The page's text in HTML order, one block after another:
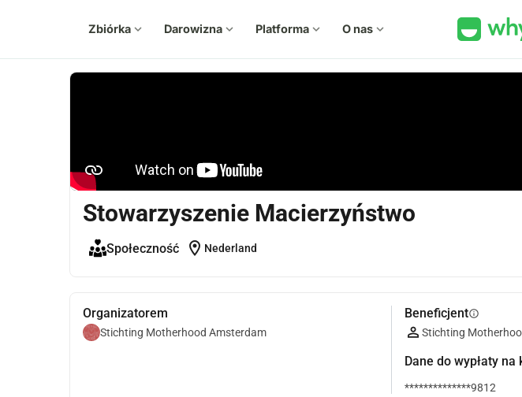
Zbiórka expand_more Darowizna expand_more Platforma expand_more O nas expand_more
Stowarzyszenie Macierzyństwo
Społeczność location_on Nederland
Organizatorem
Stichting Motherhood Amsterdam
Beneficjentinfo
Stichting
Dane do wypłaty na
**************9812